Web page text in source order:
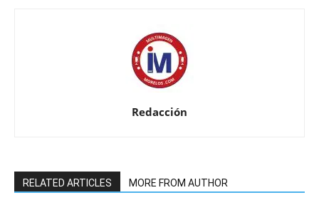
Redacción
RELATED ARTICLES MORE FROM AUTHOR